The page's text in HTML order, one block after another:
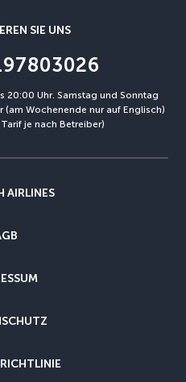
SIE UNS
20:00 Uhr. Samstag und Sonntag
Wochenende nur auf Englisch)
je nach Betreiber)
AIRLINES